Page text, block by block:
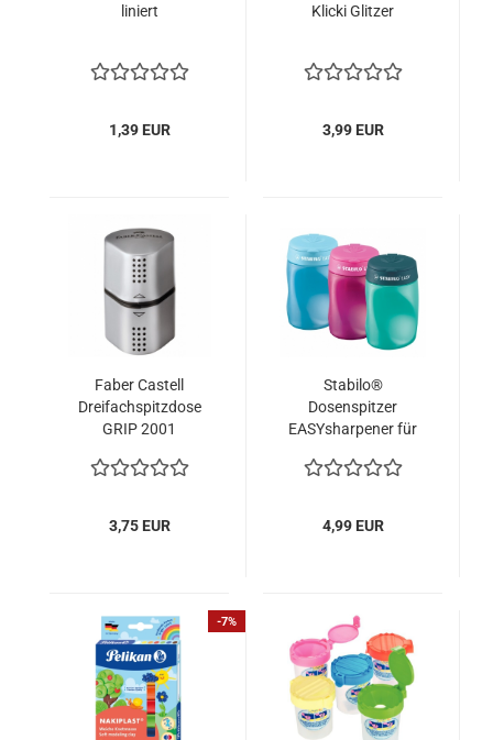
liniert
1,39 EUR
Klicki Glitzer
3,99 EUR
Faber Castell
Dreifachspitzdose
GRIP 2001
3,75 EUR
Stabilo®
Dosenspitzer
EASYsharpener für
Rechtshänder
4,99 EUR
-7%